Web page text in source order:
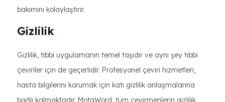
bakımını kolaylaştırır.
Gizlilik
Gizlilik, tıbbi uygulamanın temel taşıdır ve aynı şey tıbbi
çeviriler için de geçerlidir. Profesyonel çeviri hizmetleri,
hasta bilgilerini korumak için katı gizlilik anlaşmalarına
bağlı kalmaktadır. MotaWord, tüm çevirmenlerin gizlilik